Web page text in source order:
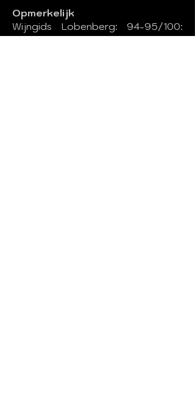
Opmerkelijk
Wijngids Lobenberg: 94-95/100:
wijn voor puristen en bio